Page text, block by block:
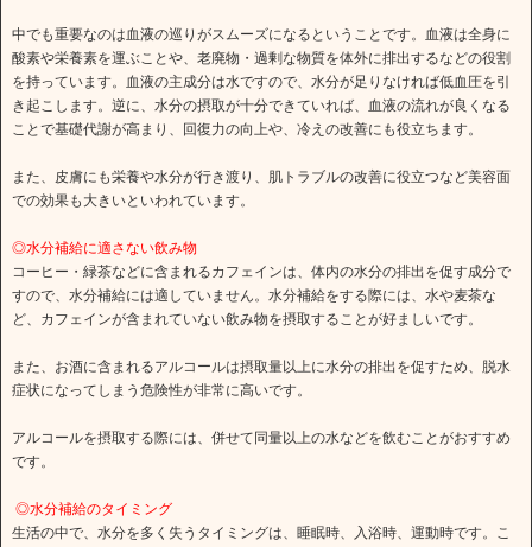
中でも重要なのは血液の巡りがスムーズになるということです。血液は全身に
酸素や栄養素を運ぶことや、老廃物・過剰な物質を体外に排出するなどの役割
を持っています。血液の主成分は水ですので、水分が足りなければ低血圧を引
き起こします。逆に、水分の摂取が十分できていれば、血液の流れが良くなる
ことで基礎代謝が高まり、回復力の向上や、冷えの改善にも役立ちます。
また、皮膚にも栄養や水分が行き渡り、肌トラブルの改善に役立つなど美容面
での効果も大きいといわれています。
◎水分補給に適さない飲み物
コーヒー・緑茶などに含まれるカフェインは、体内の水分の排出を促す成分で
すので、水分補給には適していません。水分補給をする際には、水や麦茶な
ど、カフェインが含まれていない飲み物を摂取することが好ましいです。
また、お酒に含まれるアルコールは摂取量以上に水分の排出を促すため、脱水
症状になってしまう危険性が非常に高いです。
アルコールを摂取する際には、併せて同量以上の水などを飲むことがおすすめ
です。
◎水分補給のタイミング
生活の中で、水分を多く失うタイミングは、睡眠時、入浴時、運動時です。こ